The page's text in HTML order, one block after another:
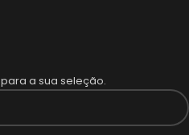
a sua seleção.